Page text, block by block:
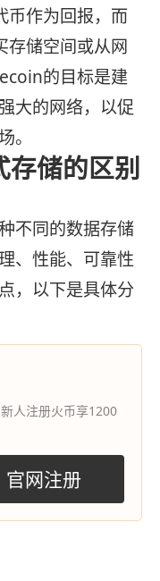
币作为回报，而
存储空间或从网
的目标是建
大的网络，以促
。
存储的区别
不同的数据存储
、性能、可靠性
，以下是具体分
人注册火币享1200
官网注册